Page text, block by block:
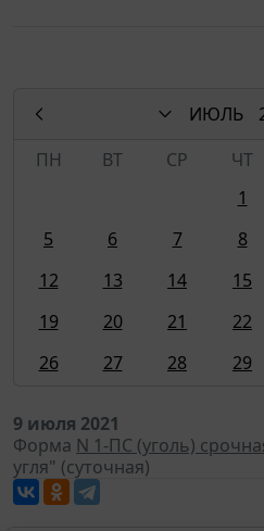
ИЮЛЬ
ПН
ВТ СР ЧТ
1
5
6 7 8
12
13 14 15
19
20 21 22
26
27 28 29
9 июля 2021
Форма N 1-ПС (уголь)
угля" (суточная)